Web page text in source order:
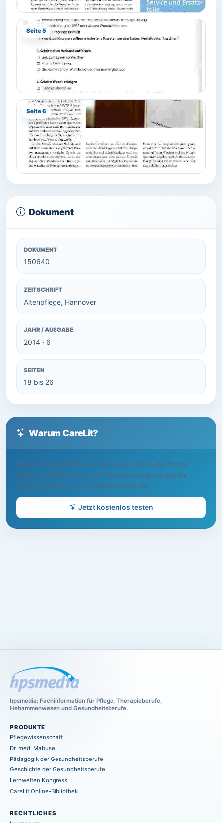
Seite 5
Seite 6
Dokument
DOKUMENT
150640
ZEITSCHRIFT
Altenpflege, Hannover
JAHR / AUSGABE
2014 · 6
SEITEN
18 bis 26
Warum CareLit?
Mehr als 500.000 Fachartikel, über 450 Zeitschriften,
Volltexte, Readerlisten und Recherchewerkzeuge für
Pflege, Therapie und Gesundheitsberufe.
Jetzt kostenlos testen
hpsmedia: Fachinformation für Pflege, Therapieberufe,
Hebammenwesen und Gesundheitsberufe.
PRODUKTE
Pflegewissenschaft
Dr. med. Mabuse
Pädagogik der Gesundheitsberufe
Geschichte der Gesundheitsberufe
Lernwelten Kongress
CareLit Online-Bibliothek
RECHTLICHES